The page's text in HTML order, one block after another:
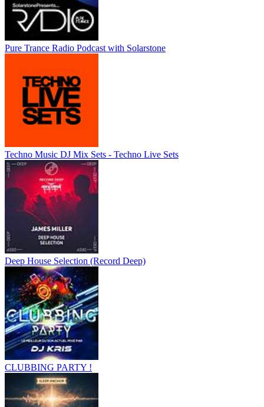
Pure Trance Radio Podcast with Solarstone
Techno Music DJ Mix Sets - Techno Live Sets
Deep House Selection (Record Deep)
CLUBBING PARTY !